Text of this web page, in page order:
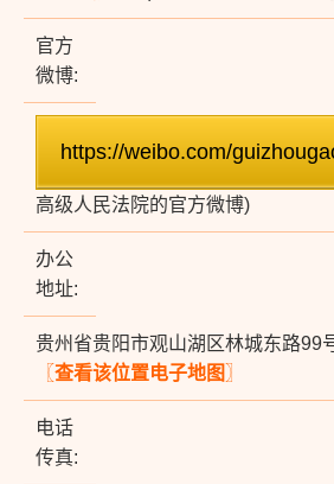
官方
微博:
高级人民法院的官方微博)
办公
地址:
贵州省贵阳市观山湖区林城东路99
〖查看该位置电子地图 〗
电话
传真: